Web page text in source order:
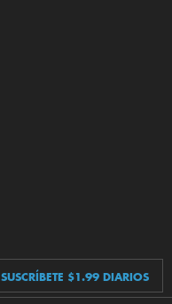
SUSCRÍBETE $1.99 DIARIOS